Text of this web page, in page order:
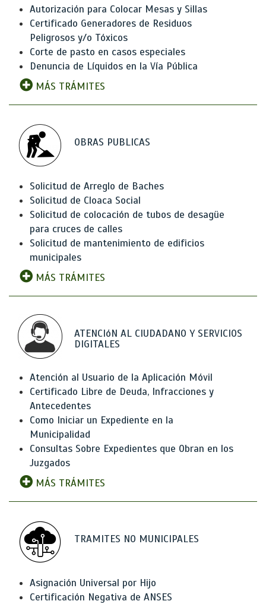
Autorización para Colocar Mesas y Sillas
Certificado Generadores de Residuos
Peligrosos y/o Tóxicos
Corte de pasto en casos especiales
Denuncia de Líquidos en la Vía Pública
MÁS TRÁMITES
OBRAS PUBLICAS
Solicitud de Arreglo de Baches
Solicitud de Cloaca Social
Solicitud de colocación de tubos de desagüe
para cruces de calles
Solicitud de mantenimiento de edificios
municipales
MÁS TRÁMITES
ATENCIóN AL CIUDADANO Y SERVICIOS
DIGITALES
Atención al Usuario de la Aplicación Móvil
Certificado Libre de Deuda, Infracciones y
Antecedentes
Como Iniciar un Expediente en la
Municipalidad
Consultas Sobre Expedientes que Obran en los
Juzgados
MÁS TRÁMITES
TRAMITES NO MUNICIPALES
Asignación Universal por Hijo
Certificación Negativa de ANSES